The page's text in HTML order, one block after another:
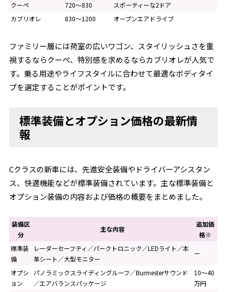
クーペ
720〜830
スポーティーな2ドア
カブリオレ
830〜1200 オープンエアドライブ
ファミリー層には荷室の広いワゴン、スタイリッシュさを重
視するならクーペ、特別感を求めるならカブリオレが人気で
す。乗る用途やライフスタイルに合わせて最適なボディタイ
プを選定することがポイントです。
標準装備とオプション価格の最新情
報
Cクラスの新車には、先進安全装備やドライバーアシスタン
ス、快適機能などが標準装備されています。主な標準装備と
オプション装備の内容および価格の概要をまとめました。
装備区
分
主な内容
追加価
格※
標準装
備
レーダーセーフティ／パークトロニック／LEDライト／本
革シート／大型モニター
ー
オプシ
ョン
パノラミックスライディングルーフ／Burmesterサウンド
／エアバランスパッケージ
10〜40
万円